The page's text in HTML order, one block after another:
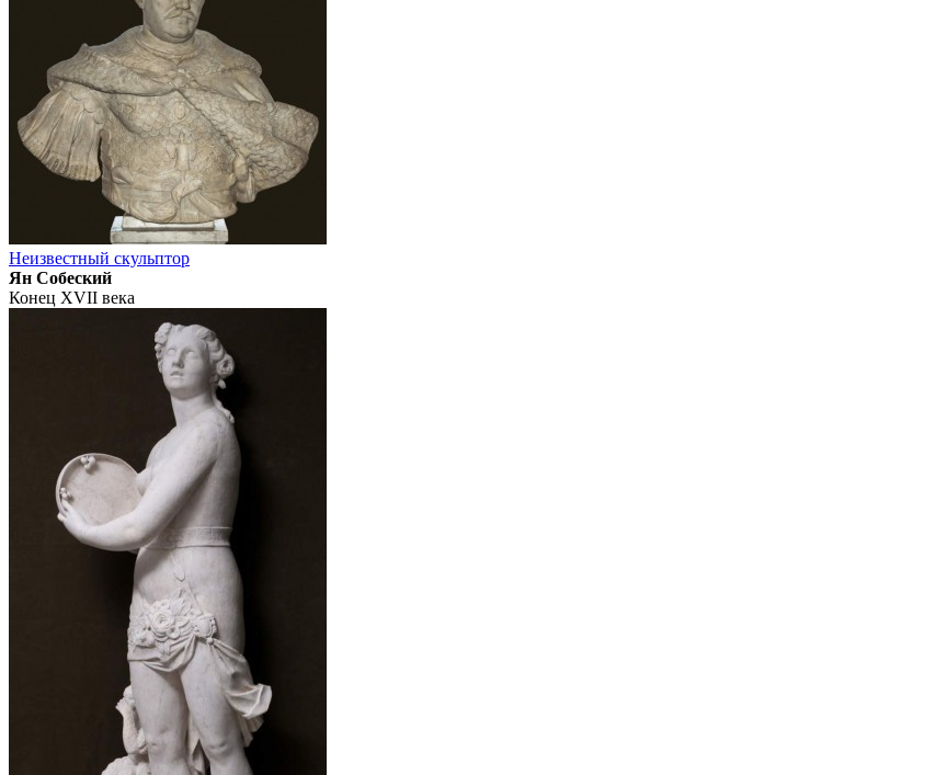
Неизвестный скульптор
Ян Собеский
Конец XVII века